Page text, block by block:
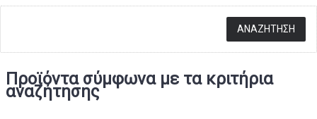
Προϊόντα σύμφωνα με τα κριτήρια
αναζήτησης